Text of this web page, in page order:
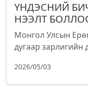
ҮНДЭСНИЙ
НЭЭЛТ
Монгол Улсын
дугаар зарлигийн
2026/05/03